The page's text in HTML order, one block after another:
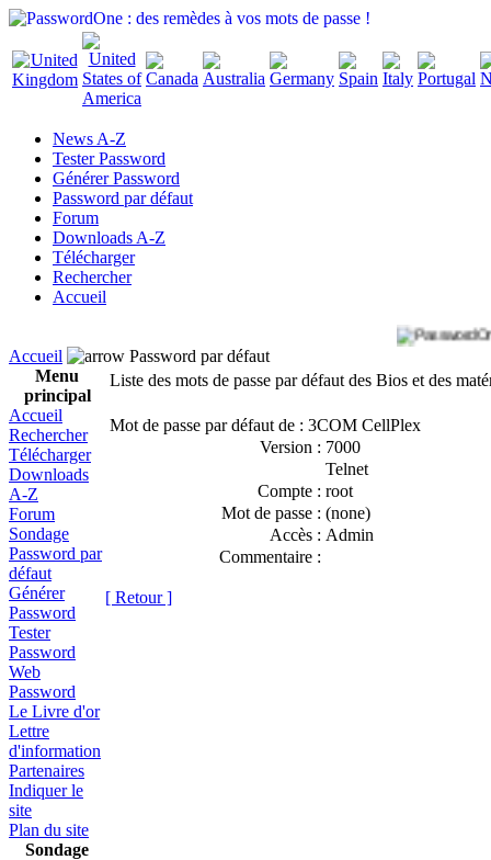
News A-Z
Tester Password
Générer Password
Password par défaut
Forum
Downloads A-Z
Télécharger
Rechercher
Accueil
Accueil
Password par défaut
Menu
principal
Accueil
Rechercher
Télécharger
Downloads
A-Z
Forum
Sondage
Password par
défaut
Générer
Password
Tester
Password
Web
Password
Le Livre d'or
Lettre
d'information
Partenaires
Indiquer le
site
Plan du site
Sondage
Liste des mots de passe par défaut des Bios et des
Mot de passe par défaut de : 3COM CellPlex
Version : 7000
Telnet
Compte : root
Mot de passe : (none)
Accès : Admin
Commentaire :
[ Retour ]